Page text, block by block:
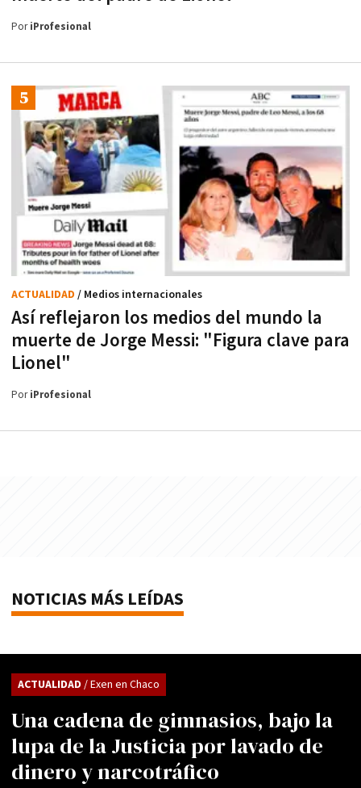
PoriProfesional
Así reflejaron los medios del mundo la
muerte de Jorge Messi: "Figura clave para
Lionel"
ACTUALIDAD / Medios internacionales
PoriProfesional
NOTICIAS MÁS LEÍDAS
Una cadena de gimnasios, bajo la
lupa de la Justicia por lavado de
dinero y narcotráfico
ACTUALIDAD / Exen en Chaco